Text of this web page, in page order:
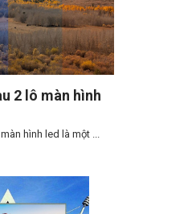
2 lô màn hình
hình led là một ...